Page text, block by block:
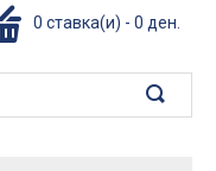
0 ставка(и) - 0 ден.